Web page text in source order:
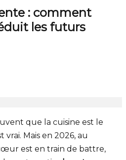
: comment
les futurs
que la cuisine est le
vrai. Mais en 2026, au
est en train de battre,